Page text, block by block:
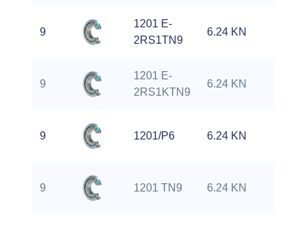
9
1201 E-
2RS1TN9
6.24 KN
9
1201 E-
2RS1KTN9
6.24 KN
9 1201/P6 6.24 KN
9 1201 TN9 6.24 KN